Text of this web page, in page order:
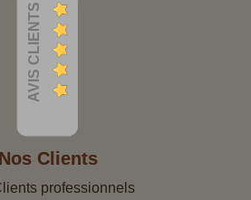
AVIS CLIENTS
Nos Clients
professionnels